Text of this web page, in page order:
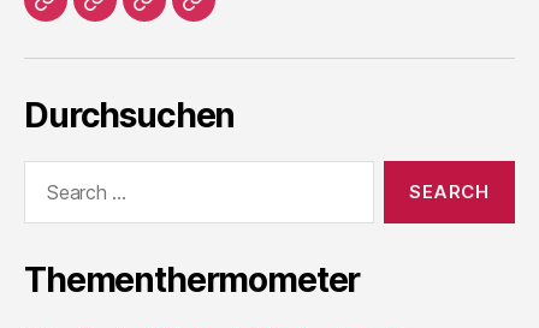
HomeLiteratur
ProsaImpressum
Durchsuchen
Thementhermometer